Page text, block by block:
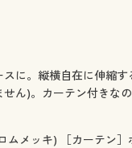
に。縦横自在に伸縮
ん)。カーテン付きな
メッキ) ［カーテン］